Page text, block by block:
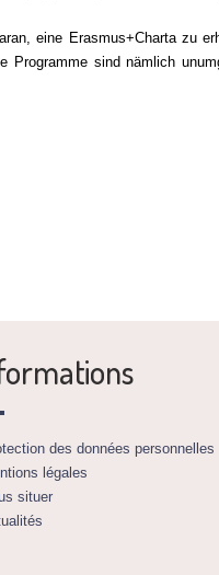
eine Erasmus+Charta zu
Programme sind nämlich
des données personnelles
légales
situer